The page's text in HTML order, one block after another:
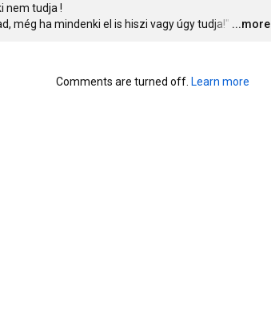
nem tudja !
még ha mindenki el is hiszi vagy úgy tudja!" …
...more
Comments are turned off. Learn more